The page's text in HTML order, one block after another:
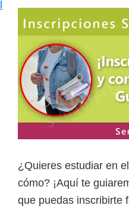
a
z
a
d
b
r
e
¿Quieres estudiar en
cómo? ¡Aquí te
que puedas inscribirte